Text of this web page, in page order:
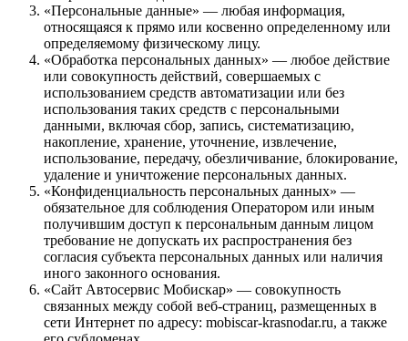
«Персональные данные» — любая информация,
относящаяся к прямо или косвенно определенному или
определяемому физическому лицу.
«Обработка персональных данных» — любое действие
или совокупность действий, совершаемых с
использованием средств автоматизации или без
использования таких средств с персональными
данными, включая сбор, запись, систематизацию,
накопление, хранение, уточнение, извлечение,
использование, передачу, обезличивание, блокирование,
удаление и уничтожение персональных данных.
«Конфиденциальность персональных данных» —
обязательное для соблюдения Оператором или иным
получившим доступ к персональным данным лицом
требование не допускать их распространения без
согласия субъекта персональных данных или наличия
иного законного основания.
«Сайт Автосервис Мобискар» — совокупность
связанных между собой веб-страниц, размещенных в
сети Интернет по адресу: mobiscar-krasnodar.ru, а также